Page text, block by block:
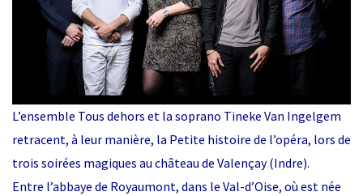
L’ensemble Tous dehors et la soprano Tineke Van Ingelgem
retracent, à leur manière, la Petite histoire de l’opéra, lors de
trois soirées magiques au château de Valençay (Indre).
Entre l’abbaye de Royaumont, dans le Val-d’Oise, où est née